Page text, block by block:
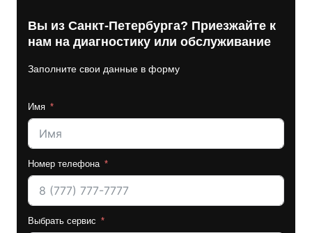
Вы из Санкт-Петербурга? Приезжайте к
нам на диагностику или обслуживание
Заполните свои данные в форму
Имя
Номер телефона
Выбрать сервис